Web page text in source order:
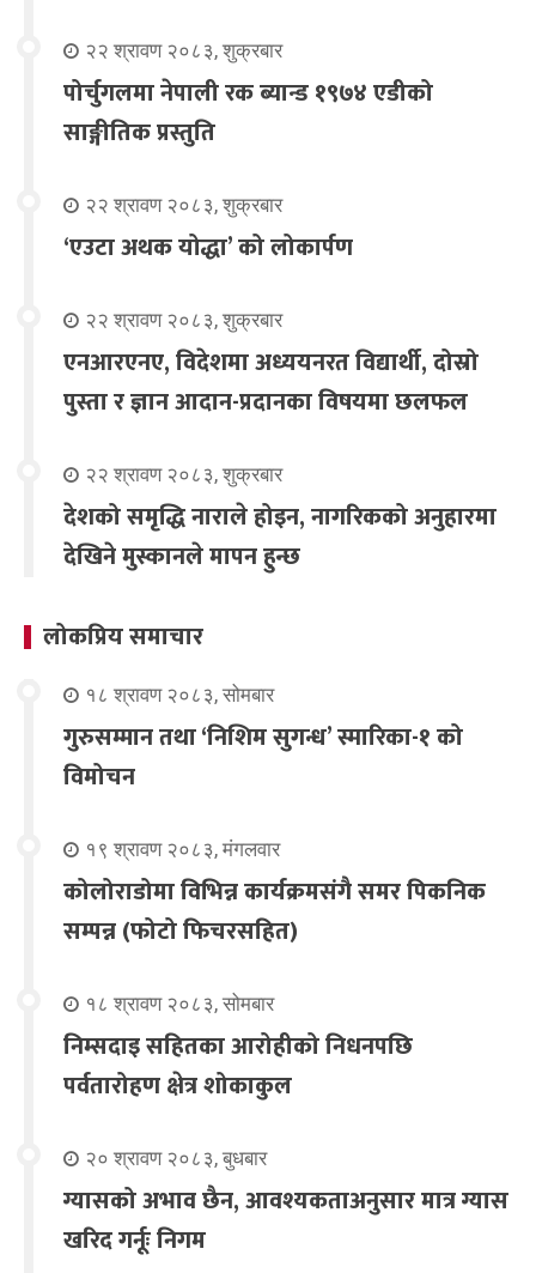
२२ श्रावण २०८३, शुक्रबार
पोर्चुगलमा नेपाली रक ब्यान्ड १९७४ एडीको
साङ्गीतिक प्रस्तुति
२२ श्रावण २०८३, शुक्रबार
‘एउटा अथक योद्धा’ को लोकार्पण
२२ श्रावण २०८३, शुक्रबार
एनआरएनए, विदेशमा अध्ययनरत विद्यार्थी, दोस्रो
पुस्ता र ज्ञान आदान-प्रदानका विषयमा छलफल
२२ श्रावण २०८३, शुक्रबार
देशको समृद्धि नाराले होइन, नागरिकको अनुहारमा
देखिने मुस्कानले मापन हुन्छ
लोकप्रिय समाचार
१८ श्रावण २०८३, सोमबार
गुरुसम्मान तथा ‘निशिम सुगन्ध’ स्मारिका-१ को
विमोचन
१९ श्रावण २०८३, मंगलवार
कोलोराडोमा विभिन्न कार्यक्रमसंगै समर पिकनिक
सम्पन्न (फोटो फिचरसहित)
१८ श्रावण २०८३, सोमबार
निम्सदाइ सहितका आरोहीको निधनपछि
पर्वतारोहण क्षेत्र शोकाकुल
२० श्रावण २०८३, बुधबार
ग्यासको अभाव छैन, आवश्यकताअनुसार मात्र ग्यास
खरिद गर्नूः निगम